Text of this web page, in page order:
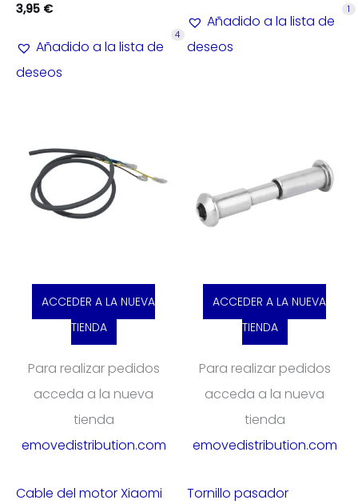
3,95 €
Añadido a la lista de
deseos
4
Añadido a la lista de
deseos
1
ACCEDER A LA NUEVA
TIENDA
Para realizar pedidos
acceda a la nueva
tienda
emovedistribution.com
Cable del motor Xiaomi
ACCEDER A LA NUEVA
TIENDA
Para realizar pedidos
acceda a la nueva
tienda
emovedistribution.com
Tornillo pasador